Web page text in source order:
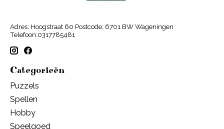
Adres: Hoogstraat 60 Postcode: 6701 BW Wageningen
Telefoon:0317785481
Categorieën
Puzzels
Spellen
Hobby
Speelgoed